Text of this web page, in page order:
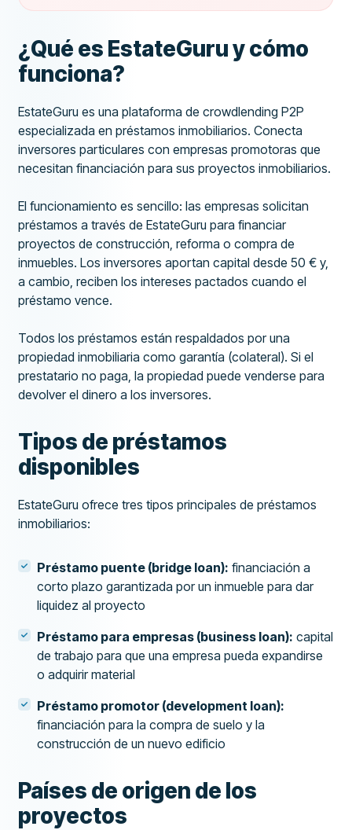
¿Qué es EstateGuru y cómo
funciona?
EstateGuru es una plataforma de crowdlending P2P
especializada en préstamos inmobiliarios. Conecta
inversores particulares con empresas promotoras que
necesitan financiación para sus proyectos inmobiliarios.
El funcionamiento es sencillo: las empresas solicitan
préstamos a través de EstateGuru para financiar
proyectos de construcción, reforma o compra de
inmuebles. Los inversores aportan capital desde 50 € y,
a cambio, reciben los intereses pactados cuando el
préstamo vence.
Todos los préstamos están respaldados por una
propiedad inmobiliaria como garantía (colateral). Si el
prestatario no paga, la propiedad puede venderse para
devolver el dinero a los inversores.
Tipos de préstamos
disponibles
EstateGuru ofrece tres tipos principales de préstamos
inmobiliarios:
Préstamo puente (bridge loan): financiación a
corto plazo garantizada por un inmueble para dar
liquidez al proyecto
Préstamo para empresas (business loan): capital
de trabajo para que una empresa pueda expandirse
o adquirir material
Préstamo promotor (development loan):
financiación para la compra de suelo y la
construcción de un nuevo edificio
Países de origen de los
proyectos